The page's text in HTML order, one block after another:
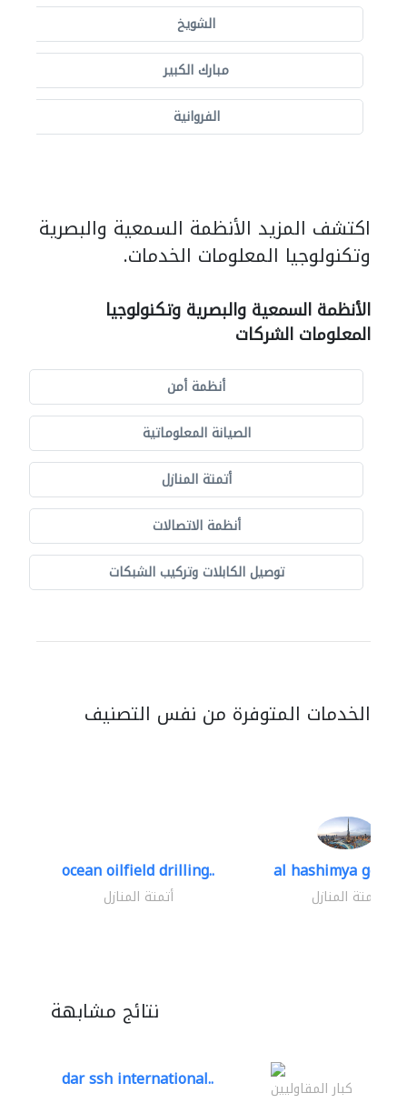
الشويخ
مبارك الكبير
الفروانية
اكتشف المزيد الأنظمة السمعية والبصرية
وتكنولوجيا المعلومات الخدمات.
الأنظمة السمعية والبصرية وتكنولوجيا
المعلومات الشركات
أنظمة أمن
الصيانة المعلوماتية
أتمتة المنازل
أنظمة الاتصالات
توصيل الكابلات وتركيب الشبكات
الخدمات المتوفرة من نفس التصنيف
ocean oilfield drilling..
أتمتة المنازل
al hashimya
أتمتة المنازل
نتائج مشابهة
dar ssh international.. كبار المقاوليين